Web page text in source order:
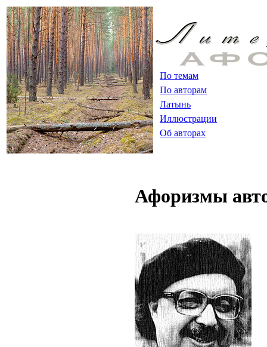
По темам
По авторам
Латынь
Иллюстрации
Об авторах
Афоризмы